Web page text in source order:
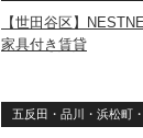
【世田谷区】
家具付き賃貸
五反田・品川・浜松町